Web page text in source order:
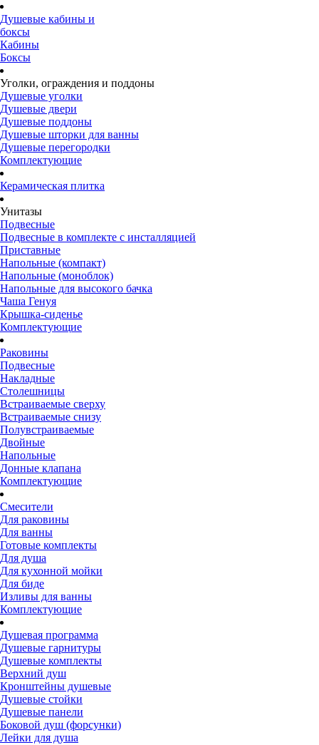
Душевые кабины и
боксы
Кабины
Боксы
Уголки, ограждения и поддоны
Душевые уголки
Душевые двери
Душевые поддоны
Душевые шторки для ванны
Душевые перегородки
Комплектующие
Керамическая плитка
Унитазы
Подвесные
Подвесные в комплекте с инсталляцией
Приставные
Напольные (компакт)
Напольные (моноблок)
Напольные для высокого бачка
Чаша Генуя
Крышка-сиденье
Комплектующие
Раковины
Подвесные
Накладные
Столешницы
Встраиваемые сверху
Встраиваемые снизу
Полувстраиваемые
Двойные
Напольные
Донные клапана
Комплектующие
Смесители
Для раковины
Для ванны
Готовые комплекты
Для душа
Для кухонной мойки
Для биде
Изливы для ванны
Комплектующие
Душевая программа
Душевые гарнитуры
Душевые комплекты
Верхний душ
Кронштейны душевые
Душевые стойки
Душевые панели
Боковой душ (форсунки)
Лейки для душа